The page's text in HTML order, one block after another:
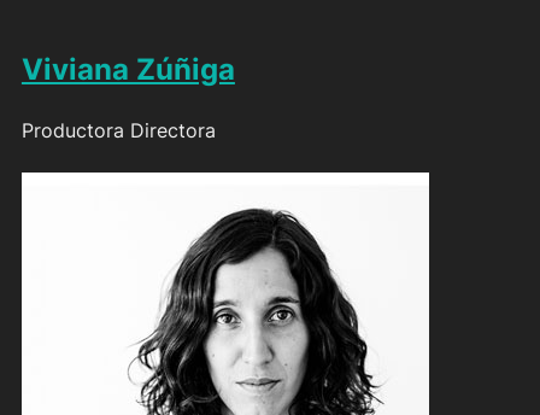
Viviana Zúñiga
Productora Directora